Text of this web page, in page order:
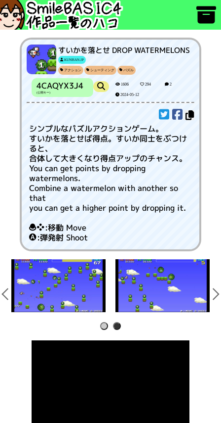
すいかを落とせ DROP WATERMELONS
KUNISAN.JP
アクション シューティング パズル
4CAQYX3J4
(公開キー)
1606 294 2
2024-05-12
シンプルなパズルアクションゲーム。
すいかを落とせば得点。すいか同士をぶつけ
ると、
合体して大きくなり得点アップのチャンス。
You can get points by dropping
watermelons.
Combine a watermelon with another so
that
you can get a higher point by dropping it.
:移動 Move
:弾発射 Shoot
1 2